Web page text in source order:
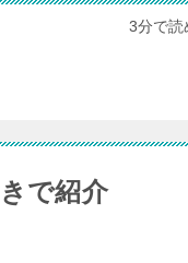
3分で読
で紹介